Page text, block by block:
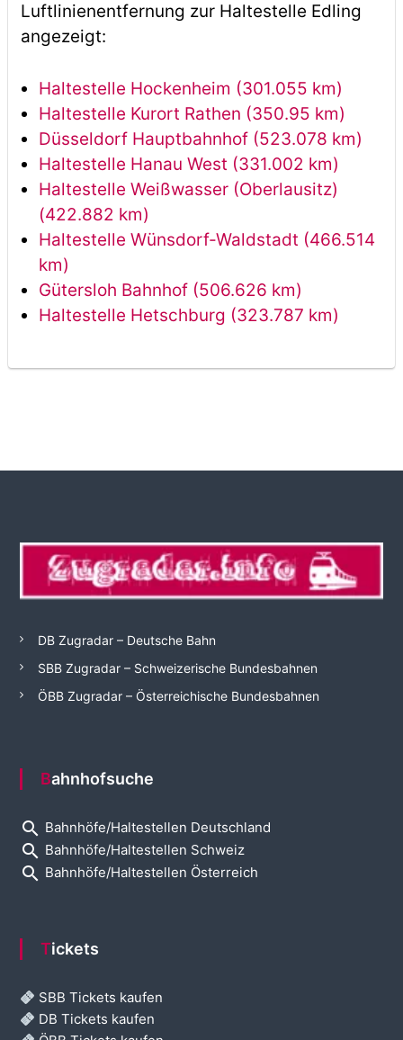
Luftlinienentfernung zur Haltestelle Edling
angezeigt:
Haltestelle Hockenheim (301.055 km)
Haltestelle Kurort Rathen (350.95 km)
Düsseldorf Hauptbahnhof (523.078 km)
Haltestelle Hanau West (331.002 km)
Haltestelle Weißwasser (Oberlausitz)
(422.882 km)
Haltestelle Wünsdorf-Waldstadt (466.514
km)
Gütersloh Bahnhof (506.626 km)
Haltestelle Hetschburg (323.787 km)
DB Zugradar – Deutsche Bahn
SBB Zugradar – Schweizerische Bundesbahnen
ÖBB Zugradar – Österreichische Bundesbahnen
Bahnhofsuche
search Bahnhöfe/Haltestellen Deutschland
search Bahnhöfe/Haltestellen Schweiz
search Bahnhöfe/Haltestellen Österreich
Tickets
SBB Tickets kaufen
DB Tickets kaufen